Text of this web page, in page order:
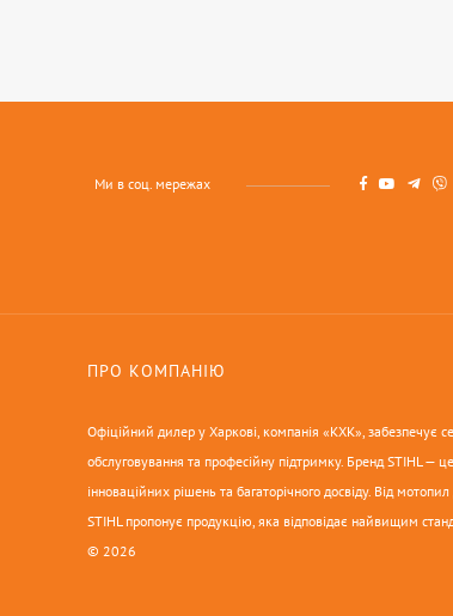
Ми в соц. мережах
ПРО КОМПАНІЮ
Офіційний дилер у Харкові, компанія «КХК», забезпечує
обслуговування та професійну підтримку. Бренд STIHL —
інноваційних рішень та багаторічного досвіду. Від
STIHL пропонує продукцію, яка відповідає найвищим
© 2026